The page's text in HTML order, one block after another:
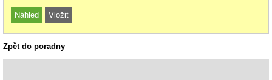
Zpět do poradny